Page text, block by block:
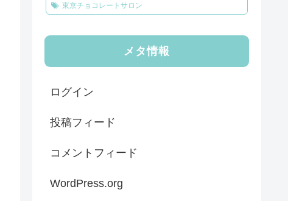
東京チョコレートサロン
メタ情報
ログイン
投稿フィード
コメントフィード
WordPress.org